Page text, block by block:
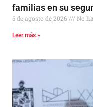
familias en su
5 de agosto de 2026 No
Leer más »